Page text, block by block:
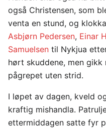
også Christensen, som
venta en stund, og
Asbjørn Pedersen, Einar
Samuelsen til Nykjua
hørt skuddene, men
pågrepet uten strid.
I løpet av dagen, kveld
kraftig mishandla.
ettermiddagen satte fyr